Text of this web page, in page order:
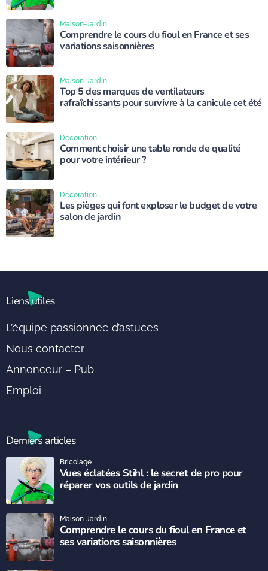
Comprendre le cours du fioul en France et ses
variations saisonnières
Maison-Jardin
Top 5 des marques de ventilateurs
rafraîchissants pour survivre à la canicule cet été
Maison-Jardin
Comment choisir une table ronde de qualité
pour votre intérieur ?
Décoration
Les pièges qui font exploser le budget de votre
salon de jardin
Décoration
Liens utiles
L’équipe passionnée d’astuces
Nous contacter
Annonceur – Pub
Emploi
Derniers articles
Vues éclatées Stihl : le secret de pro pour
réparer vos outils de jardin
Bricolage
Comprendre le cours du fioul en France et
ses variations saisonnières
Maison-Jardin